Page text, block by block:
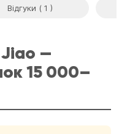
Відгуки ( 1 )
—
15 000–